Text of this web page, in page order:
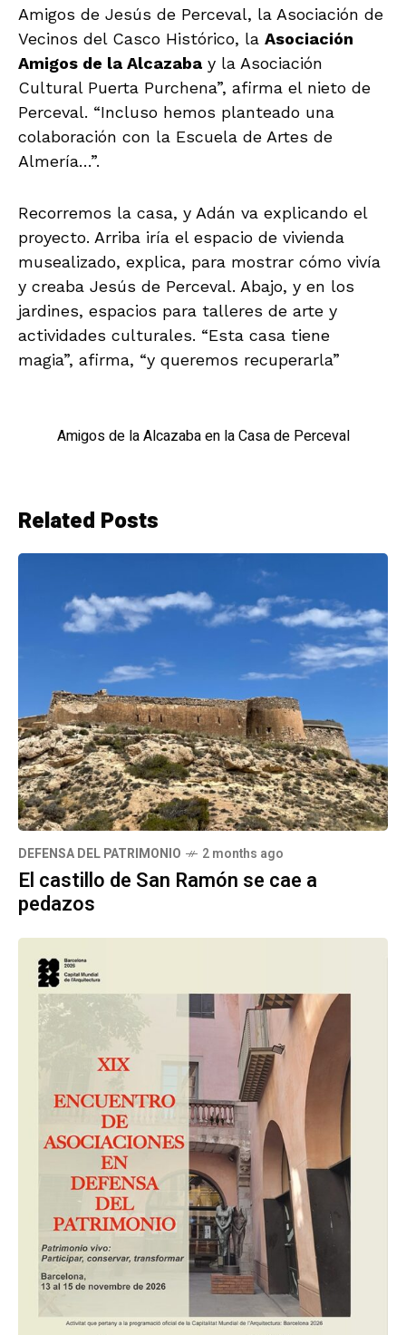
Amigos de Jesús de Perceval, la Asociación de
Vecinos del Casco Histórico, la Asociación
Amigos de la Alcazaba y la Asociación
Cultural Puerta Purchena”, afirma el nieto de
Perceval. “Incluso hemos planteado una
colaboración con la Escuela de Artes de
Almería…”.
Recorremos la casa, y Adán va explicando el
proyecto. Arriba iría el espacio de vivienda
musealizado, explica, para mostrar cómo vivía
y creaba Jesús de Perceval. Abajo, y en los
jardines, espacios para talleres de arte y
actividades culturales. “Esta casa tiene
magia”, afirma, “y queremos recuperarla”
Amigos de la Alcazaba en la Casa de Perceval
Related Posts
DEFENSA DEL PATRIMONIO 2 months ago
El castillo de San Ramón se cae a
pedazos